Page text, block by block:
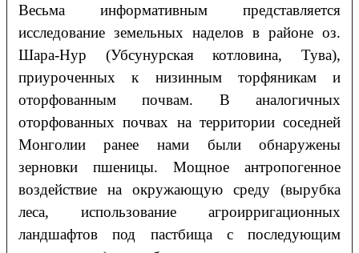
Весьма информативным представляется
исследование земельных наделов в районе оз.
Шара-Нур (Убсунурская котловина, Тува),
приуроченных к низинным торфяникам и
оторфованным почвам. В аналогичных
оторфованных почвах на территории соседней
Монголии ранее нами были обнаружены
зерновки пшеницы. Мощное антропогенное
воздействие на окружающую среду (вырубка
леса, использование агроирригационных
ландшафтов под пастбища с последующим